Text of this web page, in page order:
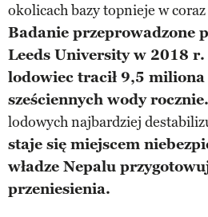
okolicach bazy topnieje w
Badanie przeprowadzone
Leeds University w 2018 r.
lodowiec tracił 9,5
sześciennych wody rocznie.
lodowych najbardziej
staje się miejscem
władze Nepalu
przeniesienia.